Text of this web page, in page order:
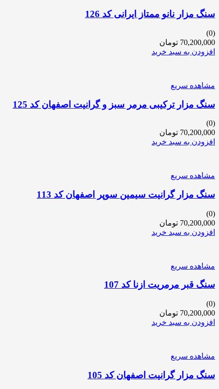
سنگ مزار نانو ممتاز ایرانی کد 126
(0)
70,200,000 تومان
افزودن به سبد خرید
مشاهده سریع
سنگ مزار ترکیبی مرمر سبز و گرانیت اصفهان کد 125
(0)
70,200,000 تومان
افزودن به سبد خرید
مشاهده سریع
سنگ مزار گرانیت سیمین سوپر اصفهان کد 113
(0)
70,200,000 تومان
افزودن به سبد خرید
مشاهده سریع
سنگ قبر مرمریت ازنا کد 107
(0)
70,200,000 تومان
افزودن به سبد خرید
مشاهده سریع
سنگ مزار گرانیت اصفهان کد 105